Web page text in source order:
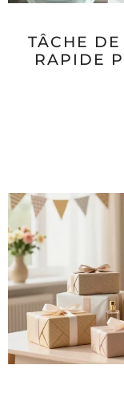
TÂCHE
RAPIDE